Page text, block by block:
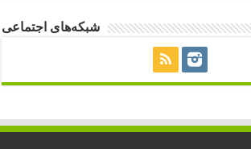
شبکه‌های اجتماعی